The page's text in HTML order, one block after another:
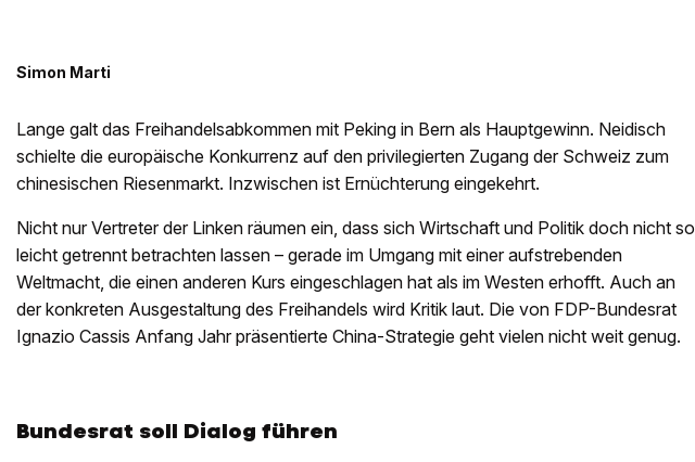
Simon Marti
Lange galt das Freihandelsabkommen mit Peking in Bern als Hauptgewinn. Neidisch
schielte die europäische Konkurrenz auf den privilegierten Zugang der Schweiz zum
chinesischen Riesenmarkt. Inzwischen ist Ernüchterung eingekehrt.
Nicht nur Vertreter der Linken räumen ein, dass sich Wirtschaft und Politik doch nicht so
leicht getrennt betrachten lassen – gerade im Umgang mit einer aufstrebenden
Weltmacht, die einen anderen Kurs eingeschlagen hat als im Westen erhofft. Auch an
der konkreten Ausgestaltung des Freihandels wird Kritik laut. Die von FDP-Bundesrat
Ignazio Cassis Anfang Jahr präsentierte China-Strategie geht vielen nicht weit genug.
Bundesrat soll Dialog führen